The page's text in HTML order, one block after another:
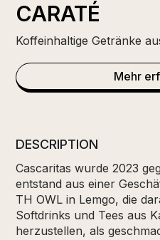
CARATÉ
Koffeinhaltige Getränke
Mehr
DESCRIPTION
Cascaritas wurde 2023
entstand aus einer
TH OWL in Lemgo, die
Softdrinks und Tees aus
herzustellen, als